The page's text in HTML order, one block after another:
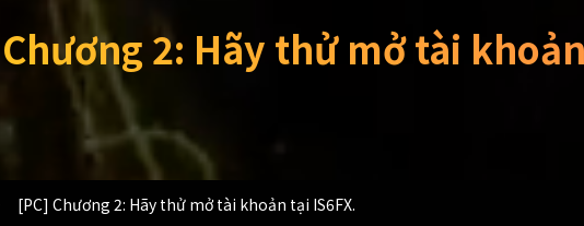
2: Hãy thử mở tài
[PC] Chương 2: Hãy thử mở tài khoản tại IS6FX.